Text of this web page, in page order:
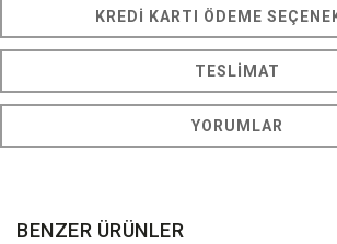
KREDI KARTI ÖDEME
TESLIMAT
YORUMLAR
BENZER ÜRÜNLER